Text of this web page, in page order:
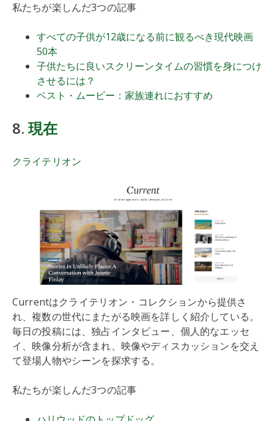
私たちが楽しんだ3つの記事
すべての子供が12歳になる前に観るべき現代映画
50本
子供たちに良いスクリーンタイムの習慣を身につけ
させるには？
ベスト・ムービー：家族連れにおすすめ
8.現在
クライテリオン
Currentはクライテリオン・コレクションから提供さ
れ、複数の世代にまたがる映画を詳しく紹介している。
毎日の投稿には、独占インタビュー、個人的なエッセ
イ、映像分析が含まれ、映像やディスカッションを交え
て登場人物やシーンを探求する。
私たちが楽しんだ3つの記事